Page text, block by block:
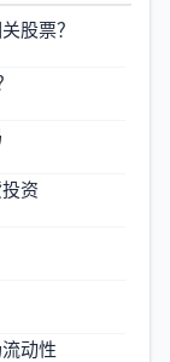
股票？
资
动性